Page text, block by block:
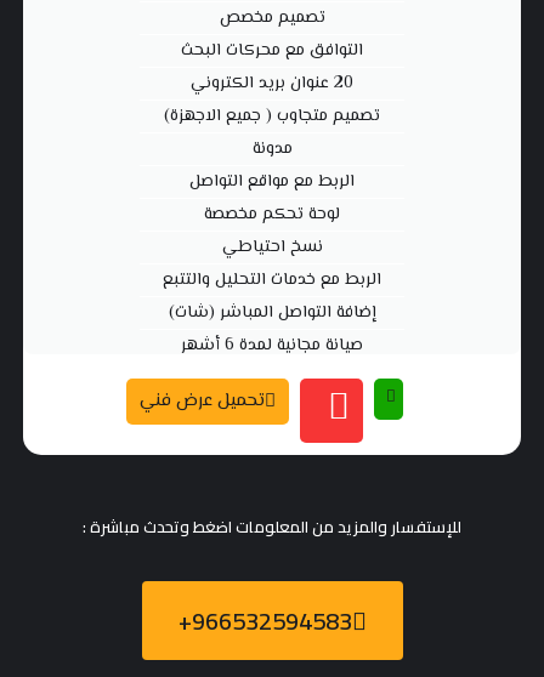
تصميم مخصص
التوافق مع محركات البحث
20 عنوان بريد الكتروني
تصميم متجاوب ( جميع الاجهزة)
مدونة
الربط مع مواقع التواصل
لوحة تحكم مخصصة
نسخ احتياطي
الربط مع خدمات التحليل والتتبع
إضافة التواصل المباشر (شات)
صيانة مجانية لمدة 6 أشهر
تحميل عرض فني
للإستفسار والمزيد من المعلومات اضغط وتحدث مباشرة :
966532594583+